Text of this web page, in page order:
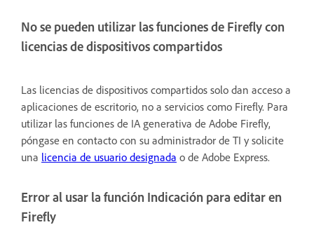
No se pueden utilizar las funciones de Firefly con
licencias de dispositivos compartidos
Las licencias de dispositivos compartidos solo dan acceso a
aplicaciones de escritorio, no a servicios como Firefly. Para
utilizar las funciones de IA generativa de Adobe Firefly,
póngase en contacto con su administrador de TI y solicite
una licencia de usuario designada o de Adobe Express.
Error al usar la función Indicación para editar en
Firefly